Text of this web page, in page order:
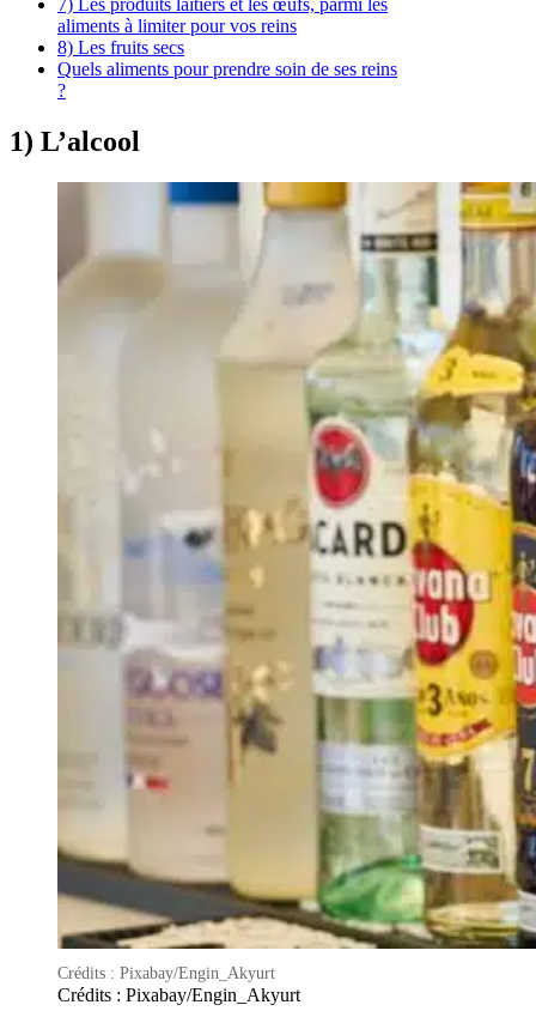
7) Les produits laitiers et les œufs, parmi les
aliments à limiter pour vos reins
8) Les fruits secs
Quels aliments pour prendre soin de ses reins
?
1) L’alcool
Crédits : Pixabay/Engin_Akyurt
Crédits : Pixabay/Engin_Akyurt